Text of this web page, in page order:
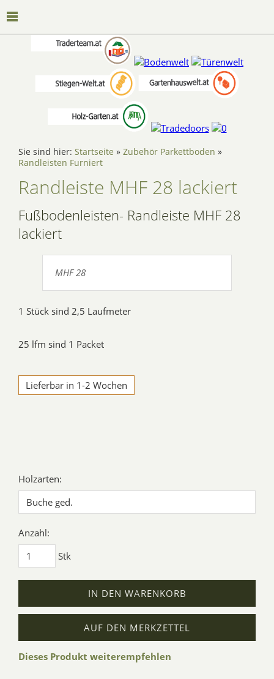
Sie sind hier: Startseite » Zubehör Parkettboden »
Randleisten Furniert
Randleiste MHF 28 lackiert
Fußbodenleisten- Randleiste MHF 28
lackiert
MHF 28
1 Stück sind 2,5 Laufmeter
25 lfm sind 1 Packet
Lieferbar in 1-2 Wochen
Holzarten:
Anzahl:
Stk
IN DEN WARENKORB
AUF DEN MERKZETTEL
Dieses Produkt weiterempfehlen